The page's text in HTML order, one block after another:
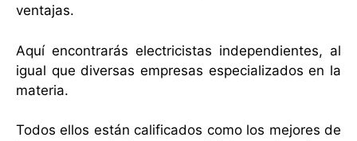
ventajas.
Aquí encontrarás electricistas independientes, al
igual que diversas empresas especializados en la
materia.
Todos ellos están calificados como los mejores de